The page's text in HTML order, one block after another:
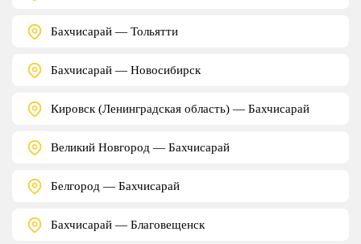
Бахчисарай — Тольятти
Бахчисарай — Новосибирск
Кировск (Ленинградская область) — Бахчисарай
Великий Новгород — Бахчисарай
Белгород — Бахчисарай
Бахчисарай — Благовещенск